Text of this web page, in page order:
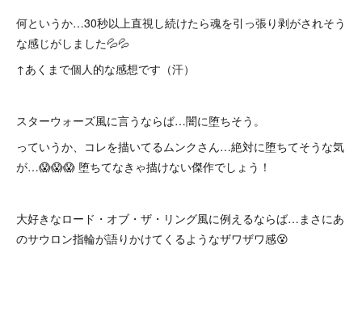
何というか…30秒以上直視し続けたら魂を引っ張り剥がされそう
な感じがしました💦💦
↑あくまで個人的な感想です（汗）
スターウォーズ風に言うならば…闇に堕ちそう。
っていうか、コレを描いてるムンクさん…絶対に堕ちてそうな気
が…😱😱😱 堕ちてなきゃ描けない傑作でしょう！
大好きなロード・オブ・ザ・リング風に例えるならば…まさにあ
のサウロン指輪が語りかけてくるようなザワザワ感😵